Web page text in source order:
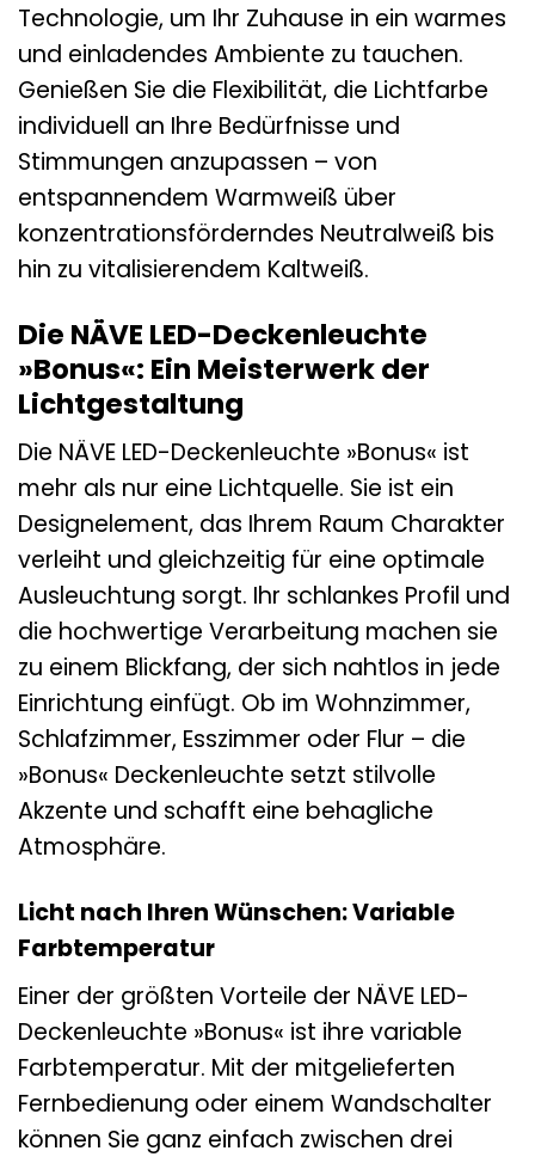
Technologie, um Ihr Zuhause in ein warmes
und einladendes Ambiente zu tauchen.
Genießen Sie die Flexibilität, die Lichtfarbe
individuell an Ihre Bedürfnisse und
Stimmungen anzupassen – von
entspannendem Warmweiß über
konzentrationsförderndes Neutralweiß bis
hin zu vitalisierendem Kaltweiß.
Die NÄVE LED-Deckenleuchte
»Bonus«: Ein Meisterwerk der
Lichtgestaltung
Die NÄVE LED-Deckenleuchte »Bonus« ist
mehr als nur eine Lichtquelle. Sie ist ein
Designelement, das Ihrem Raum Charakter
verleiht und gleichzeitig für eine optimale
Ausleuchtung sorgt. Ihr schlankes Profil und
die hochwertige Verarbeitung machen sie
zu einem Blickfang, der sich nahtlos in jede
Einrichtung einfügt. Ob im Wohnzimmer,
Schlafzimmer, Esszimmer oder Flur – die
»Bonus« Deckenleuchte setzt stilvolle
Akzente und schafft eine behagliche
Atmosphäre.
Licht nach Ihren Wünschen: Variable
Farbtemperatur
Einer der größten Vorteile der NÄVE LED-
Deckenleuchte »Bonus« ist ihre variable
Farbtemperatur. Mit der mitgelieferten
Fernbedienung oder einem Wandschalter
können Sie ganz einfach zwischen drei